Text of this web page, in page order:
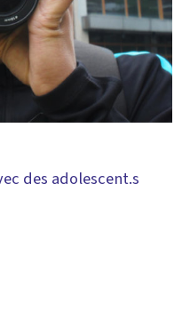
des adolescent.s